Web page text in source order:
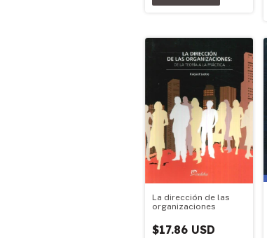
La dirección de las
organizaciones
$17.86 USD